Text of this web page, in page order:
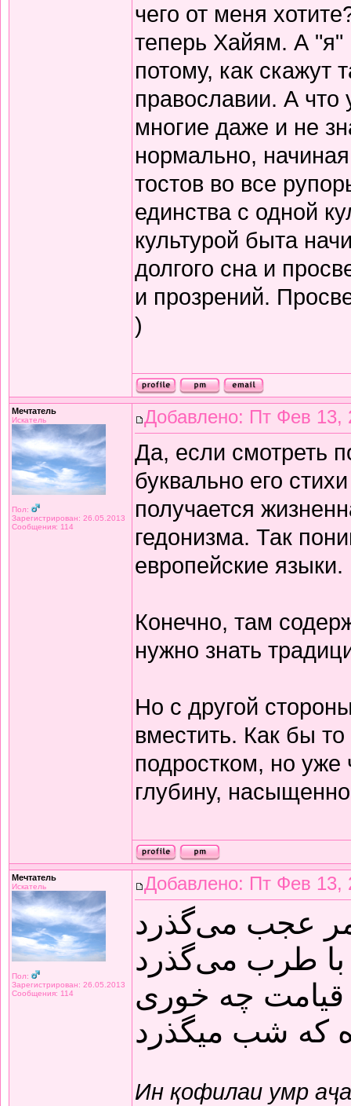
чего от меня
теперь Хайям. А "я"
потому, как скажут
православии. А что
многие даже и не
нормально,
тостов во все
единства с одной
культурой быта
долгого сна и
и прозрений.
)
Мечтатель
Искатель
Пол:
Зарегистрирован: 26.05.2013
Сообщения: 114
Добавлено: Пт Фев 13,
Да, если смотреть
буквально его
получается
гедонизма. Так
европейские языки.
Конечно, там
нужно знать
Но с другой
вместить. Как бы
подростком, но уже
глубину,
Мечтатель
Искатель
Пол:
Зарегистрирован: 26.05.2013
Сообщения: 114
Добавлено: Пт Фев 13,
عجب می‌گذرد
طرب می‌گذرد
چه خوری
که شب میگذرد
Ин қофилаи умр